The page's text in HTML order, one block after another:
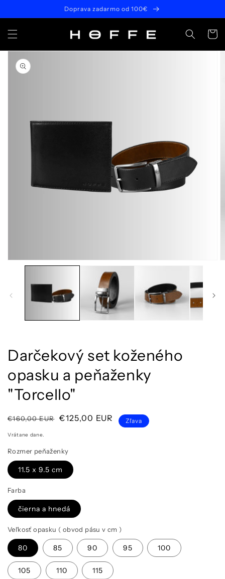
obsah
Doprava zadarmo od 100€
Košík
produkte
modálnom
Darčekový set koženého
opasku a peňaženky
"Torcello"
Normálna
€160,00 EUR
Cena
€125,00 EUR Zľava
Vrátane dane.
Rozmer peňaženky
11.5 x 9.5 cm
Farba
čierna a hnedá
Veľkosť opasku ( obvod pásu v cm )
80 85 90 95 100
105 110 115